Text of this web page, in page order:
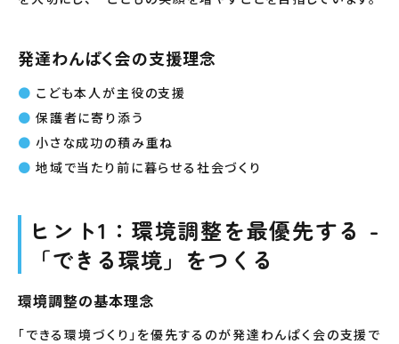
発達わんぱく会の支援理念
こども本人が主役の支援
保護者に寄り添う
小さな成功の積み重ね
地域で当たり前に暮らせる社会づくり
ヒント1：環境調整を最優先する -
「できる環境」をつくる
環境調整の基本理念
「できる環境づくり」を優先するのが発達わんぱく会の支援で